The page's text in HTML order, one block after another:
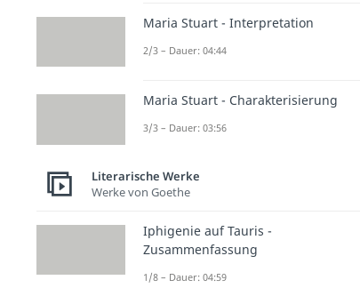
Maria Stuart - Interpretation
2/3 – Dauer: 04:44
Maria Stuart - Charakterisierung
3/3 – Dauer: 03:56
Literarische Werke
Werke von Goethe
Iphigenie auf Tauris -
Zusammenfassung
1/8 – Dauer: 04:59